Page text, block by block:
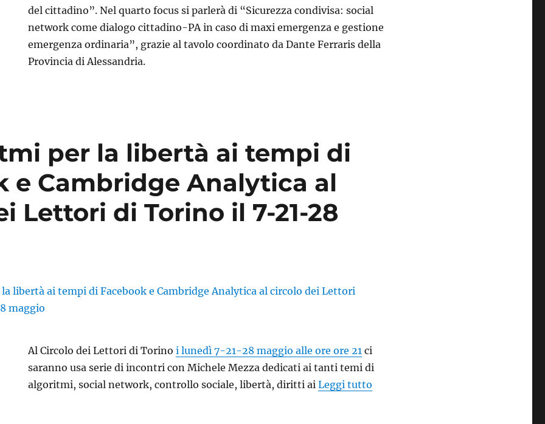
del cittadino”. Nel quarto focus si parlerà di “Sicurezza condivisa: social
network come dialogo cittadino-PA in caso di maxi emergenza e gestione
emergenza ordinaria”, grazie al tavolo coordinato da Dante Ferraris della
Provincia di Alessandria.
per la libertà ai tempi di
e Cambridge Analytica al
Lettori di Torino il 7-21-28
Al Circolo dei Lettori di Torinoi lunedì 7-21-28 maggio alle ore ore 21 ci
saranno usa serie di incontri con Michele Mezza dedicati ai tanti temi di
algoritmi, social network, controllo sociale, libertà, diritti aiLeggi tutto